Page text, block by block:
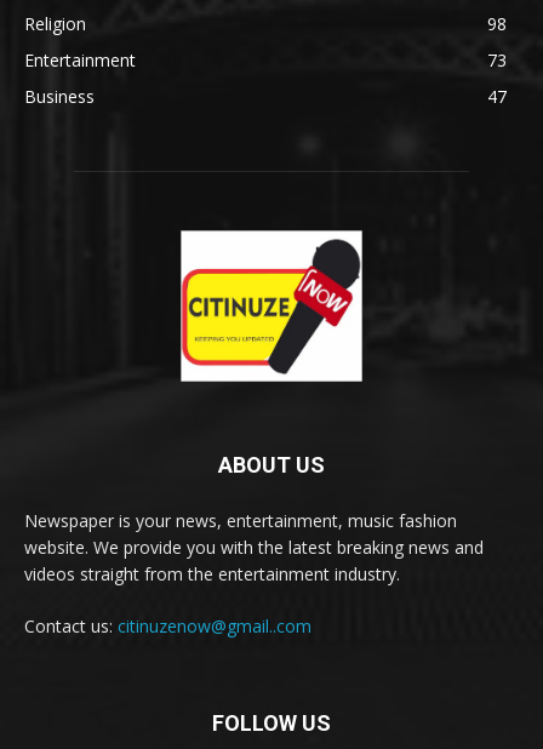
Religion
98
Entertainment
73
Business
47
ABOUT US
Newspaper is your news, entertainment, music fashion
website. We provide you with the latest breaking news and
videos straight from the entertainment industry.
Contact us: citinuzenow@gmail..com
FOLLOW US